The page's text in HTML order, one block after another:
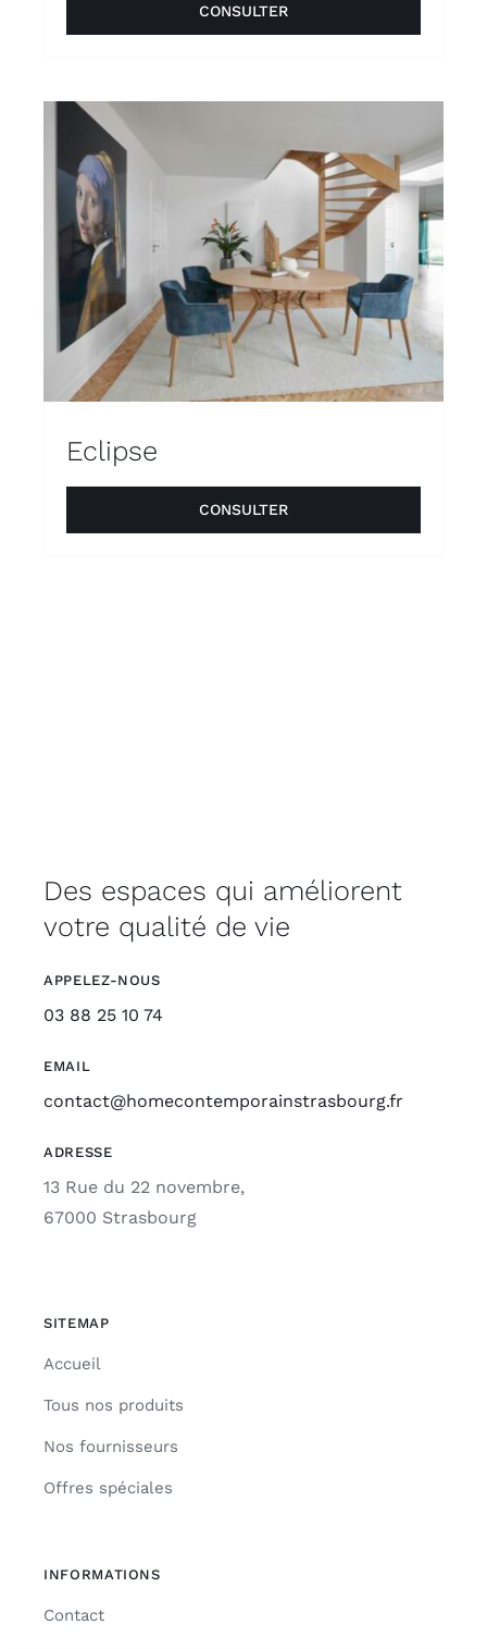
CONSULTER
Eclipse
CONSULTER
Des espaces qui améliorent
votre qualité de vie
APPELEZ-NOUS
03 88 25 10 74
EMAIL
contact@homecontemporainstrasbourg.fr
ADRESSE
13 Rue du 22 novembre,
67000 Strasbourg
SITEMAP
Accueil
Tous nos produits
Nos fournisseurs
Offres spéciales
INFORMATIONS
Contact